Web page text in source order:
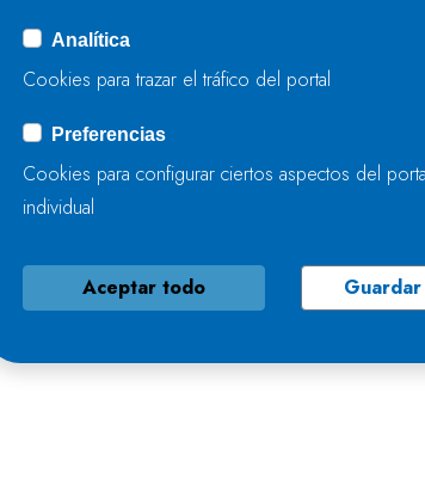
Analítica
Cookies para trazar el tráfico del portal
Preferencias
Cookies para configurar ciertos aspectos del
individual
Aceptar todo